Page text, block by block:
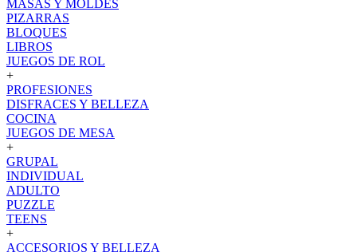
MASAS Y MOLDES
PIZARRAS
BLOQUES
LIBROS
JUEGOS DE ROL
+
PROFESIONES
DISFRACES Y BELLEZA
COCINA
JUEGOS DE MESA
+
GRUPAL
INDIVIDUAL
ADULTO
PUZZLE
TEENS
+
ACCESORIOS Y BELLEZA